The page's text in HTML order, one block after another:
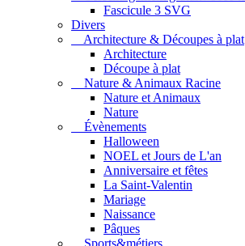
Fascicule 3 SVG
Divers
Architecture & Découpes à plat
Architecture
Découpe à plat
Nature & Animaux Racine
Nature et Animaux
Nature
Évènements
Halloween
NOEL et Jours de L'an
Anniversaire et fêtes
La Saint-Valentin
Mariage
Naissance
Pâques
Sports&métiers